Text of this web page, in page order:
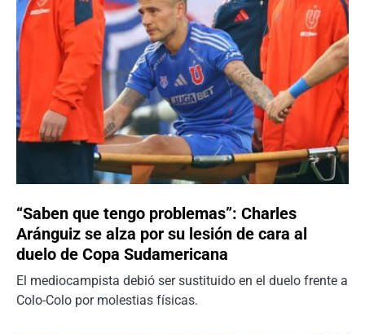
“Saben que tengo problemas”: Charles
Aránguiz se alza por su lesión de cara al
duelo de Copa Sudamericana
El mediocampista debió ser sustituido en el duelo frente a
Colo-Colo por molestias físicas.